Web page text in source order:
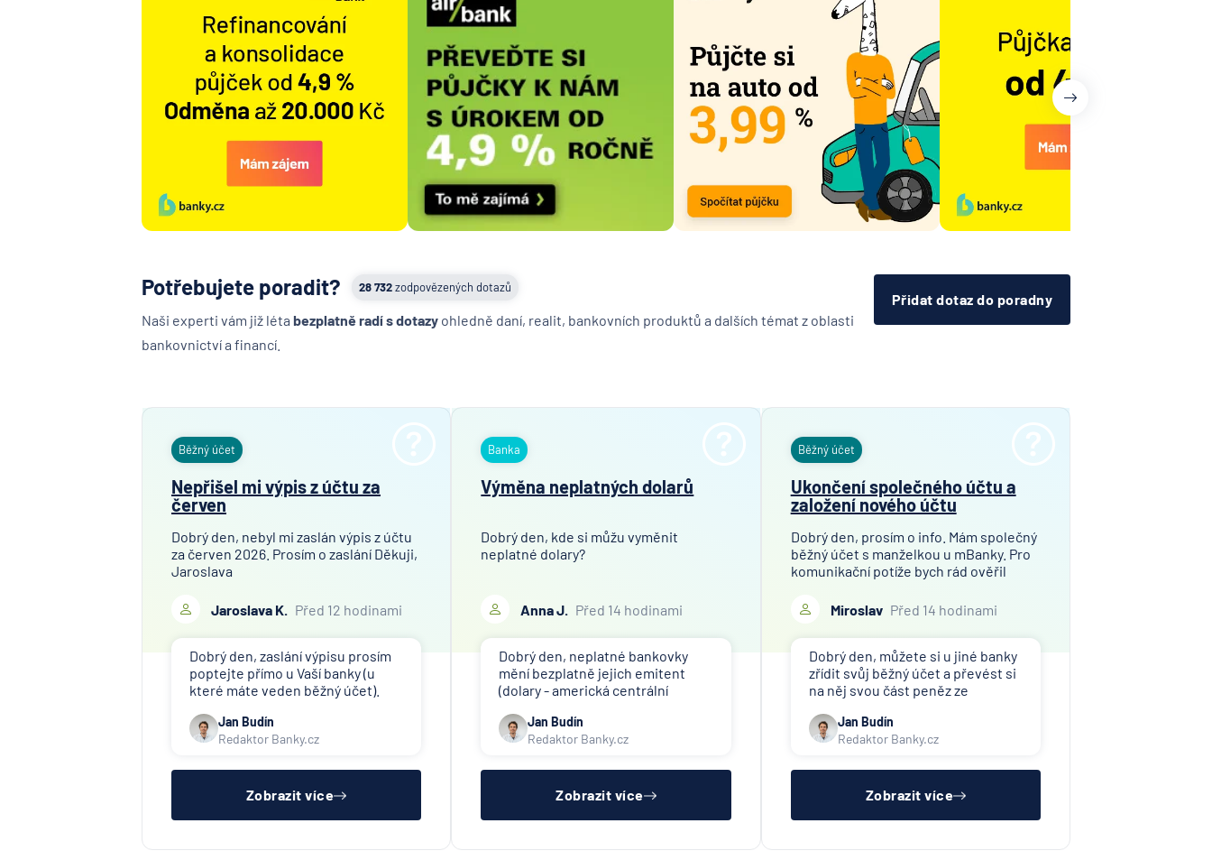
28 732zodpovězených dotazů
Potřebujete poradit?
Naši experti vám již léta bezplatně radí s dotazy ohledně daní, realit, bankovních produktů a dalších témat z oblasti
bankovnictví a financí.
Přidat dotaz do poradny
Běžný účet
Nepřišel mi výpis z účtu za
červen
Dobrý den, nebyl mi zaslán výpis z účtu
za červen 2026. Prosím o zaslání Děkuji,
Jaroslava
Jaroslava K. Před 12 hodinami
Dobrý den, zaslání výpisu prosím
poptejte přímo u Vaší banky (u
které máte veden běžný účet).
Jan Budín
Redaktor Banky.cz
Zobrazit více
Banka
Výměna neplatných dolarů
Dobrý den, kde si můžu vyměnit
neplatné dolary?
Anna J. Před 14 hodinami
Dobrý den, neplatné bankovky
mění bezplatně jejich emitent
(dolary - americká centrální
nenabízí (ani na komerční bázi).
Jan Budín
Redaktor Banky.cz
Zobrazit více
Běžný účet
Ukončení společného účtu a
založení nového účtu
Dobrý den, prosím o info. Mám společný
běžný účet s manželkou u mBanky. Pro
komunikační potíže bych rád ověřil
si zřídit tento účet u Monety. Neznám
převzetí současných průbě
Miroslav Před 14 hodinami
Dobrý den, můžete si u jiné banky
zřídit svůj běžný účet a převést si
na něj svou část peněz ze
novém účtu si následně nastavíte
všechny trvalé platby a souhlasy s
Vám pomůže náš srovnávač bě
Jan Budín
Redaktor Banky.cz
Zobrazit více